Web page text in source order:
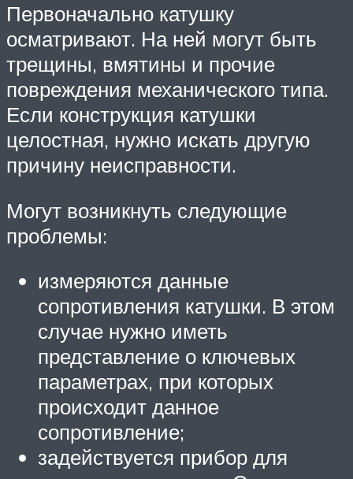
Первоначально катушку
осматривают. На ней могут быть
трещины, вмятины и прочие
повреждения механического типа.
Если конструкция катушки
целостная, нужно искать другую
причину неисправности.
Могут возникнуть следующие
проблемы:
измеряются данные
сопротивления катушки. В этом
случае нужно иметь
представление о ключевых
параметрах, при которых
происходит данное
сопротивление;
задействуется прибор для